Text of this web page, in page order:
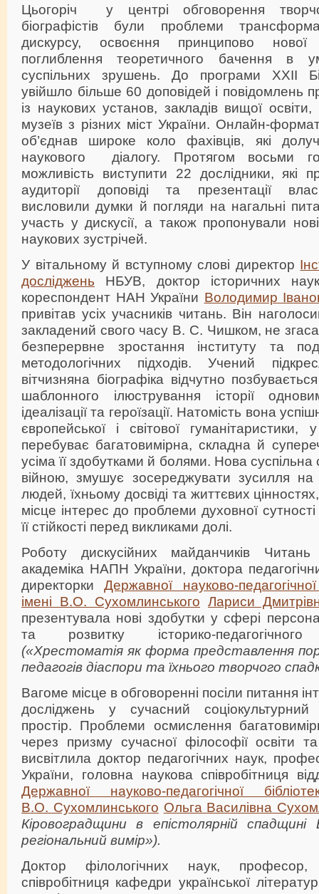
Цьогоріч у центрі обговорення
біографістів були проблеми
дискурсу, освоєння принципово
поглиблення теоретичного бачення в
суспільних зрушень. До програми ХХІІ
увійшло більше 60 доповідей і повідомлень
із наукових установ, закладів вищої освіти,
музеїв з різних міст України. Онлайн-
об’єднав широке коло фахівців, які
наукового діалогу. Протягом восьми
можливість виступити 22 дослідники, які
аудиторії доповіді та презентації
висловили думки й погляди на нагальні
участь у дискусії, а також пропонували
наукових зустрічей.
У вітальному й вступному слові директор
досліджень НБУВ, доктор історичних
кореспондент НАН України Володимир
привітав усіх учасників читань. Він
закладений свого часу В. С. Чишком, не
безперервне зростання інституту та
методологічних підходів. Учений
вітчизняна біографіка відчутно
шаблонного ілюстрування історії
ідеалізації та героїзації. Натомість вона
європейської і світової гуманітаристики,
перебуває багатовимірна, складна й
усіма її здобутками й болями. Нова
війною, змушує зосереджувати зусилля
людей, їхньому досвіді та життєвих
місце інтерес до проблеми духовної
її стійкості перед викликами долі.
Роботу дискусійних майданчиків Читань
академіка НАПН України, доктора
директоркиДержавної науково-
імені В.О. Сухомлинського Лариси
презентувала нові здобутки у сфері
та розвитку історико-педагогічного
(«Хрестоматія як форма представлення
педагогів діаспори та їхнього творчого
Вагоме місце в обговоренні посіли питання
досліджень у сучасний
простір. Проблеми осмислення
через призму сучасної філософії освіти та
висвітлила доктор педагогічних наук,
України, головна наукова співробітниця
Державної науково-педагогічної
В.О. Сухомлинського Ольга Василівна
Кіровоградщини в епістолярній спадщині
регіональний вимір»).
Доктор філологічних наук,
співробітниця кафедри української